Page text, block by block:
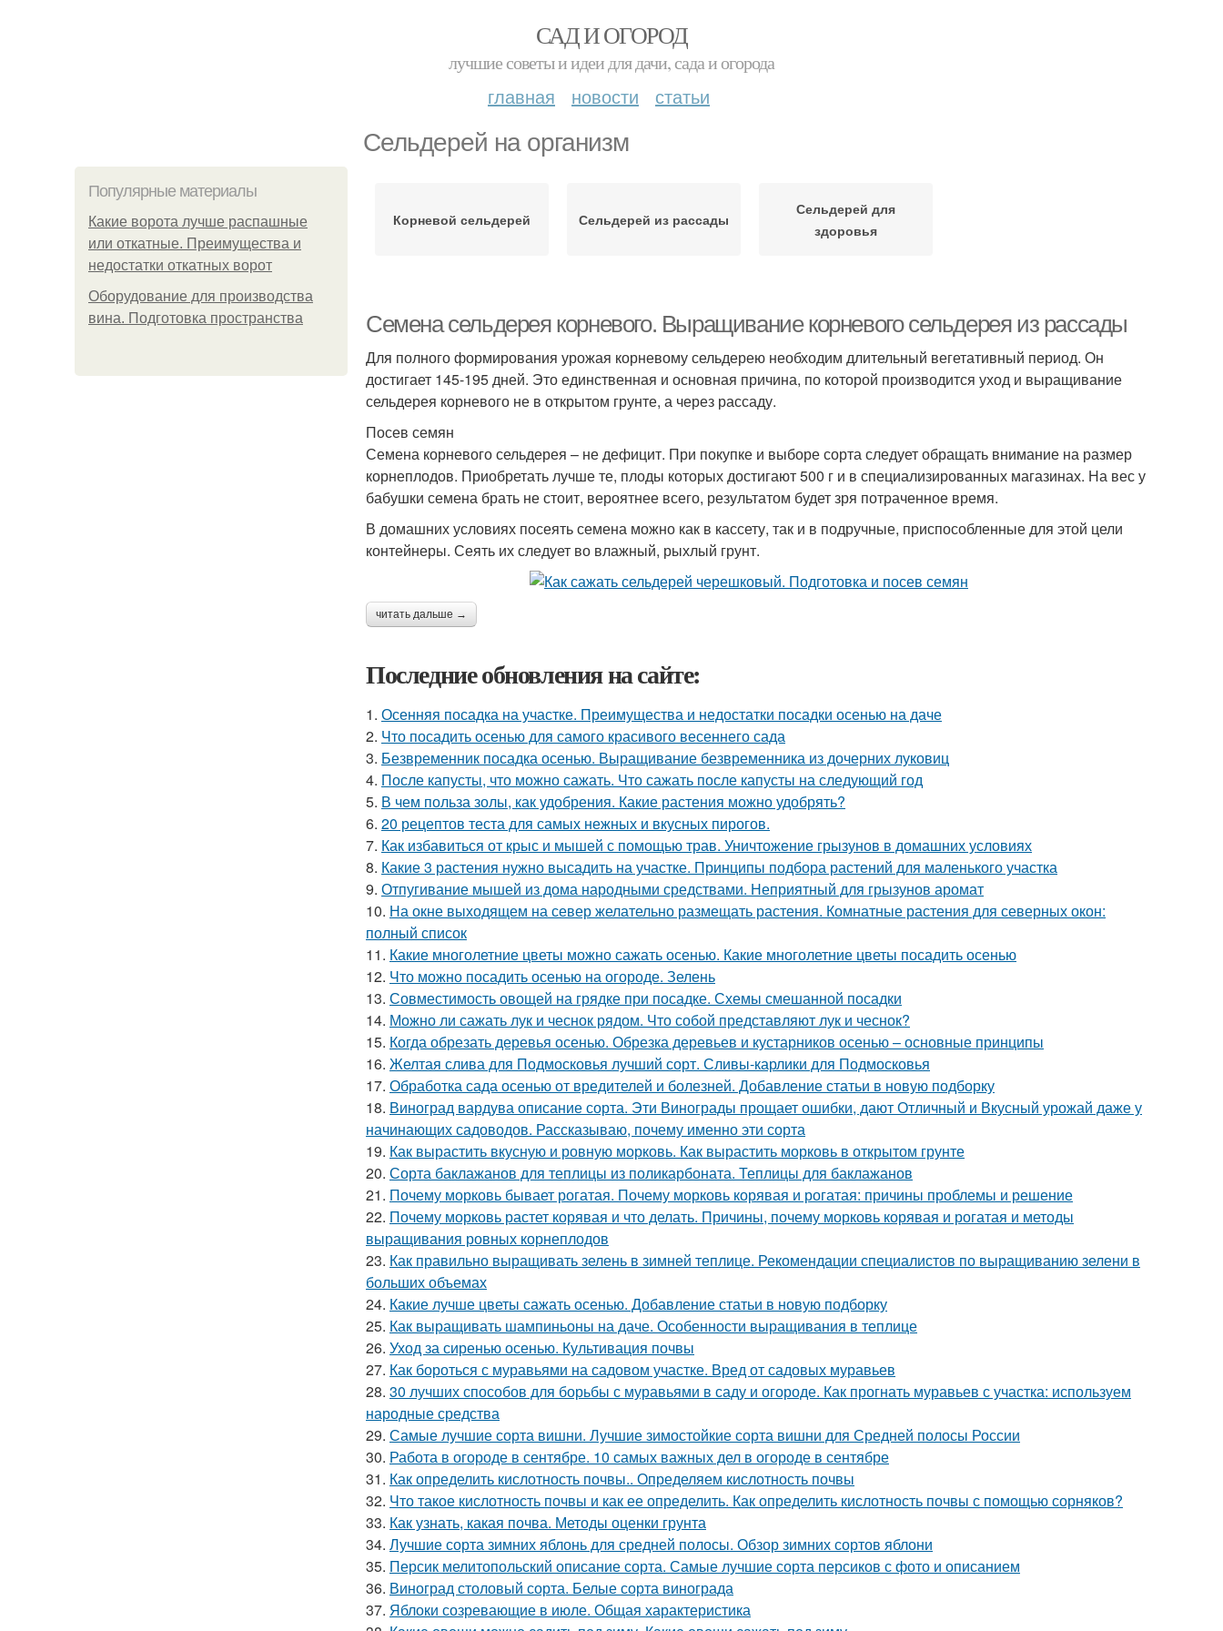
САД И ОГОРОД
лучшие советы и идеи для дачи, сада и огорода
главная новости статьи
Сельдерей на организм
Популярные материалы
Какие ворота лучше распашные
или откатные. Преимущества и
недостатки откатных ворот
Оборудование для производства
вина. Подготовка пространства
Корневой сельдерей Сельдерей из рассады
Сельдерей для
здоровья
Семена сельдерея корневого. Выращивание корневого сельдерея из рассады
Для полного формирования урожая корневому сельдерею необходим длительный вегетативный период. Он
достигает 145-195 дней. Это единственная и основная причина, по которой производится уход и выращивание
сельдерея корневого не в открытом грунте, а через рассаду.
Посев семян
Семена корневого сельдерея – не дефицит. При покупке и выборе сорта следует обращать внимание на размер
корнеплодов. Приобретать лучше те, плоды которых достигают 500 г и в специализированных магазинах. На вес у
бабушки семена брать не стоит, вероятнее всего, результатом будет зря потраченное время.
В домашних условиях посеять семена можно как в кассету, так и в подручные, приспособленные для этой цели
контейнеры. Сеять их следует во влажный, рыхлый грунт.
читать дальше →
Последние обновления на сайте:
1. Осенняя посадка на участке. Преимущества и недостатки посадки осенью на даче
2. Что посадить осенью для самого красивого весеннего сада
3. Безвременник посадка осенью. Выращивание безвременника из дочерних луковиц
4. После капусты, что можно сажать. Что сажать после капусты на следующий год
5. В чем польза золы, как удобрения. Какие растения можно удобрять?
6. 20 рецептов теста для самых нежных и вкусных пирогов.
7. Как избавиться от крыс и мышей с помощью трав. Уничтожение грызунов в домашних условиях
8. Какие 3 растения нужно высадить на участке. Принципы подбора растений для маленького участка
9. Отпугивание мышей из дома народными средствами. Неприятный для грызунов аромат
10. На окне выходящем на север желательно размещать растения. Комнатные растения для северных окон:
полный список
11. Какие многолетние цветы можно сажать осенью. Какие многолетние цветы посадить осенью
12. Что можно посадить осенью на огороде. Зелень
13. Совместимость овощей на грядке при посадке. Схемы смешанной посадки
14. Можно ли сажать лук и чеснок рядом. Что собой представляют лук и чеснок?
15. Когда обрезать деревья осенью. Обрезка деревьев и кустарников осенью – основные принципы
16. Желтая слива для Подмосковья лучший сорт. Сливы-карлики для Подмосковья
17. Обработка сада осенью от вредителей и болезней. Добавление статьи в новую подборку
18. Виноград вардува описание сорта. Эти Винограды прощает ошибки, дают Отличный и Вкусный урожай даже у
начинающих садоводов. Рассказываю, почему именно эти сорта
19. Как вырастить вкусную и ровную морковь. Как вырастить морковь в открытом грунте
20. Сорта баклажанов для теплицы из поликарбоната. Теплицы для баклажанов
21. Почему морковь бывает рогатая. Почему морковь корявая и рогатая: причины проблемы и решение
22. Почему морковь растет корявая и что делать. Причины, почему морковь корявая и рогатая и методы
выращивания ровных корнеплодов
23. Как правильно выращивать зелень в зимней теплице. Рекомендации специалистов по выращиванию зелени в
больших объемах
24. Какие лучше цветы сажать осенью. Добавление статьи в новую подборку
25. Как выращивать шампиньоны на даче. Особенности выращивания в теплице
26. Уход за сиренью осенью. Культивация почвы
27. Как бороться с муравьями на садовом участке. Вред от садовых муравьев
28. 30 лучших способов для борьбы с муравьями в саду и огороде. Как прогнать муравьев с участка: используем
народные средства
29. Самые лучшие сорта вишни. Лучшие зимостойкие сорта вишни для Средней полосы России
30. Работа в огороде в сентябре. 10 самых важных дел в огороде в сентябре
31. Как определить кислотность почвы.. Определяем кислотность почвы
32. Что такое кислотность почвы и как ее определить. Как определить кислотность почвы с помощью сорняков?
33. Как узнать, какая почва. Методы оценки грунта
34. Лучшие сорта зимних яблонь для средней полосы. Обзор зимних сортов яблони
35. Персик мелитопольский описание сорта. Самые лучшие сорта персиков с фото и описанием
36. Виноград столовый сорта. Белые сорта винограда
37. Яблоки созревающие в июле. Общая характеристика